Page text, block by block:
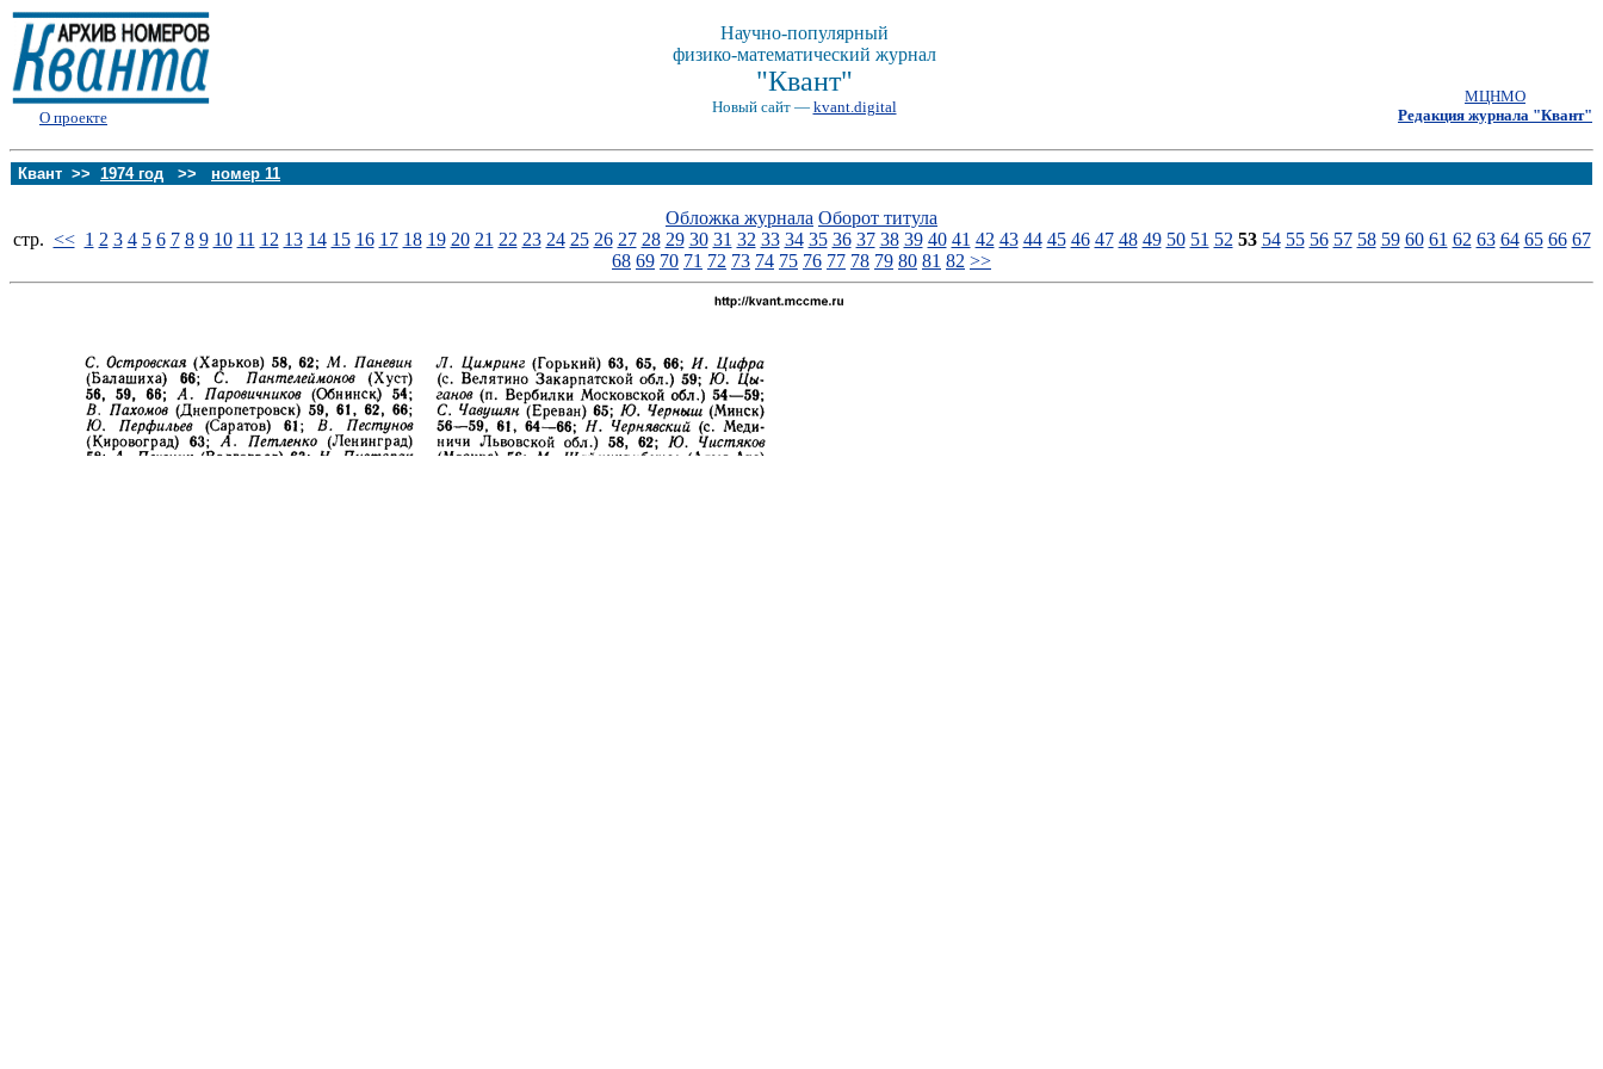
О проекте
Научно-популярный
физико-математический журнал
"Квант"
Новый сайт — kvant.digital
МЦНМО
Редакция журнала "Квант"
Квант >> 1974 год >> номер 11
Обложка журнала Оборот титула
стp. << 1 2 3 4 5 6 7 8 9 10 11 12 13 14 15 16 17 18 19 20 21 22 23 24 25 26 27 28 29 30 31 32 33 34 35 36 37 38 39 40 41 42 43 44 45 46 47 48 49 50 51 52 53 54 55 56 57 58 59 60 61 62 63 64 65 66 67
68 69 70 71 72 73 74 75 76 77 78 79 80 81 82 >>